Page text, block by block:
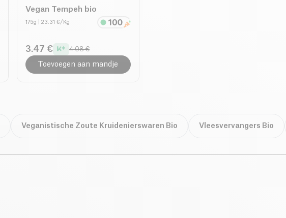
Vegan Tempeh bio
175g | 23.31 €/Kg
3.47 € 4.08 €
Toevoegen aan mandje
Veganistische Zoute Kruidenierswaren Bio Vleesvervangers Bio